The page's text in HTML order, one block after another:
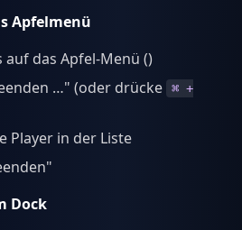
Apfelmenü
auf das Apfel-Menü ()
…" (oder drücke
⌘ +
Player in der Liste
Dock